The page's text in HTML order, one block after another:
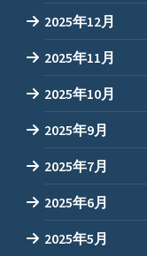
2025年12月
2025年11月
2025年10月
2025年9月
2025年7月
2025年6月
2025年5月